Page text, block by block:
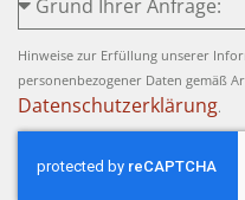
Hinweise zur Erfüllung unserer
personenbezogener Daten gemäß
Datenschutzerklärung.